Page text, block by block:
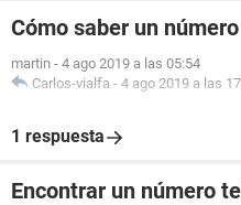
Cómo saber un
martin - 4 ago 2019 a las 05:54
Carlos-vialfa - 4 ago 2019 a las
1 respuesta
Encontrar un número